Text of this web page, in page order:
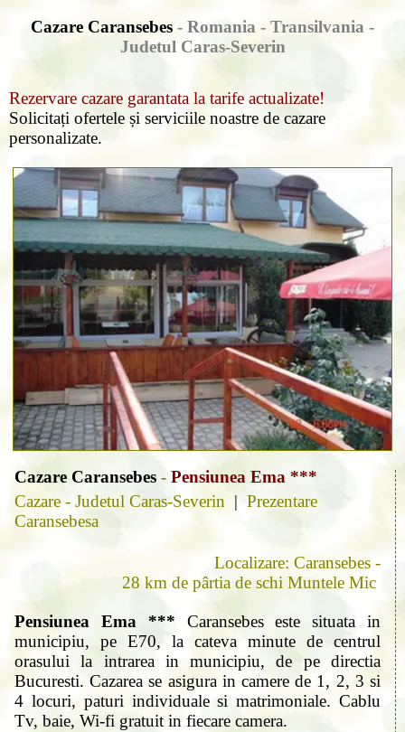
Cazare Caransebes - Romania - Transilvania -
Judetul Caras-Severin
Rezervare cazare garantata la tarife actualizate!
Solicitați ofertele și serviciile noastre de cazare
personalizate.
Cazare Caransebes - Pensiunea Ema ***
Cazare - Judetul Caras-Severin | Prezentare
Caransebesa
Localizare: Caransebes -
28 km de pârtia de schi Muntele Mic
Pensiunea Ema *** Caransebes este situata in
municipiu, pe E70, la cateva minute de centrul
orasului la intrarea in municipiu, de pe directia
Bucuresti. Cazarea se asigura in camere de 1, 2, 3 si
4 locuri, paturi individuale si matrimoniale. Cablu
Tv, baie, Wi-fi gratuit in fiecare camera.